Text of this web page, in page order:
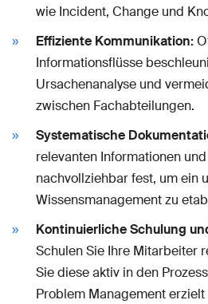
wie Incident, Change und
Effiziente Kommunikation:
Informationsflüsse
Ursachenanalyse und
zwischen Fachabteilungen.
Systematische
relevanten Informationen
nachvollziehbar fest, um ein
Wissensmanagement zu
Kontinuierliche Schulung
Schulen Sie Ihre Mitarbeiter
Sie diese aktiv in den
Problem Management